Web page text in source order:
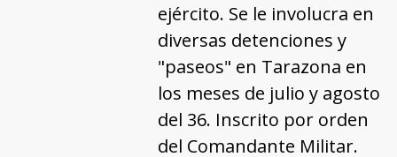
ejército. Se le involucra en
diversas detenciones y
"paseos" en Tarazona en
los meses de julio y agosto
del 36. Inscrito por orden
del Comandante Militar.